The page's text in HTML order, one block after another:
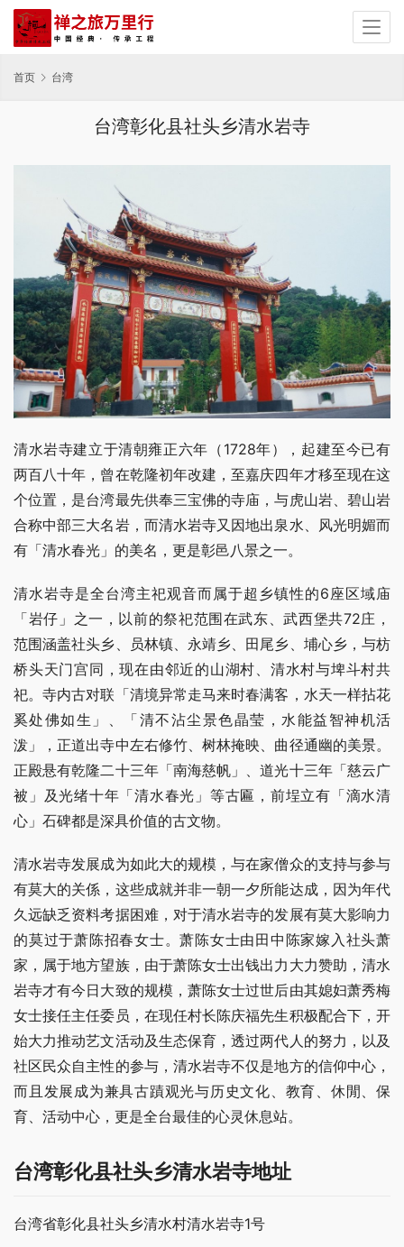
首页 台湾
台湾彰化县社头乡清水岩寺
清水岩寺建立于清朝雍正六年（1728年），起建至今已有
两百八十年，曾在乾隆初年改建，至嘉庆四年才移至现在这
个位置，是台湾最先供奉三宝佛的寺庙，与虎山岩、碧山岩
合称中部三大名岩，而清水岩寺又因地出泉水、风光明媚而
有「清水春光」的美名，更是彰邑八景之一。
清水岩寺是全台湾主祀观音而属于超乡镇性的6座区域庙
「岩仔」之一，以前的祭祀范围在武东、武西堡共72庄，
范围涵盖社头乡、员林镇、永靖乡、田尾乡、埔心乡，与枋
桥头天门宫同，现在由邻近的山湖村、清水村与埤斗村共
祀。寺内古对联「清境异常走马来时春满客，水天一样拈花
奚处佛如生」、「清不沾尘景色晶莹，水能益智神机活
泼」，正道出寺中左右修竹、树林掩映、曲径通幽的美景。
正殿悬有乾隆二十三年「南海慈帆」、道光十三年「慈云广
被」及光绪十年「清水春光」等古匾，前埕立有「滴水清
心」石碑都是深具价值的古文物。
清水岩寺发展成为如此大的规模，与在家僧众的支持与参与
有莫大的关係，这些成就并非一朝一夕所能达成，因为年代
久远缺乏资料考据困难，对于清水岩寺的发展有莫大影响力
的莫过于萧陈招春女士。萧陈女士由田中陈家嫁入社头萧
家，属于地方望族，由于萧陈女士出钱出力大力赞助，清水
岩寺才有今日大致的规模，萧陈女士过世后由其媳妇萧秀梅
女士接任主任委员，在现任村长陈庆福先生积极配合下，开
始大力推动艺文活动及生态保育，透过两代人的努力，以及
社区民众自主性的参与，清水岩寺不仅是地方的信仰中心，
而且发展成为兼具古蹟观光与历史文化、教育、休閒、保
育、活动中心，更是全台最佳的心灵休息站。
台湾彰化县社头乡清水岩寺地址
台湾省彰化县社头乡清水村清水岩寺1号